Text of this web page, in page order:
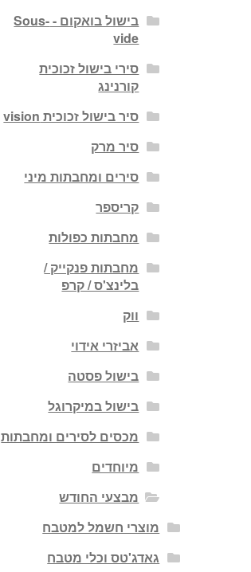
בישול בואקום - Sous-
vide
סירי בישול זכוכית
קורנינג
סיר בישול זכוכית vision
סיר מרק
סירים ומחבתות מיני
קריספר
מחבתות כפולות
מחבתות פנקייק /
בלינצ'ס / קרפ
ווק
אביזרי אידוי
בישול פסטה
בישול במיקרוגל
מכסים לסירים ומחבתות
מיוחדים
מבצעי החודש
מוצרי חשמל למטבח
גאדג'טס וכלי מטבח